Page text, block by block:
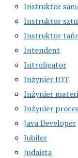
Instruktor
Instruktor
Instruktor
Intendent
Introligator
Inżynier IOT
Inżynier
Inżynier
Java Developer
Jubiler
Judaista